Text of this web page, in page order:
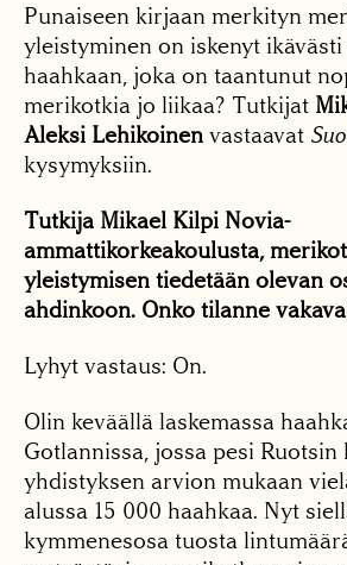
Punaiseen kirjaan merkityn
yleistyminen on iskenyt
haahkaan, joka on taantunut
merikotkia jo liikaa? Tutkijat
Aleksi Lehikoinen vastaavat
kysymyksiin.
Tutkija Mikael Kilpi Novia-
ammattikorkeakoulusta,
yleistymisen tiedetään olevan
ahdinkoon. Onko tilanne
Lyhyt vastaus: On.
Olin keväällä laskemassa
Gotlannissa, jossa pesi
yhdistyksen arvion mukaan
alussa 15 000 haahkaa. Nyt
kymmenesosa tuosta